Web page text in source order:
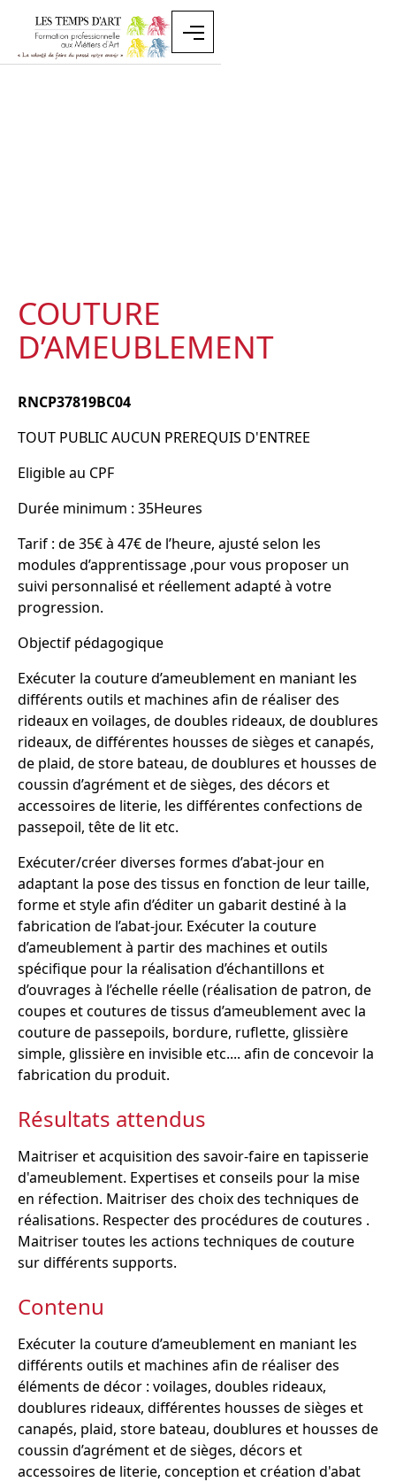
COUTURE
D’AMEUBLEMENT
RNCP37819BC04
TOUT PUBLIC AUCUN PREREQUIS D'ENTREE
Eligible au CPF
Durée minimum : 35Heures
Tarif : de 35€ à 47€ de l’heure, ajusté selon les
modules d’apprentissage ,pour vous proposer un
suivi personnalisé et réellement adapté à votre
progression.
Objectif pédagogique
Exécuter la couture d’ameublement en maniant les
différents outils et machines afin de réaliser des
rideaux en voilages, de doubles rideaux, de doublures
rideaux, de différentes housses de sièges et canapés,
de plaid, de store bateau, de doublures et housses de
coussin d’agrément et de sièges, des décors et
accessoires de literie, les différentes confections de
passepoil, tête de lit etc.
Exécuter/créer diverses formes d’abat-jour en
adaptant la pose des tissus en fonction de leur taille,
forme et style afin d’éditer un gabarit destiné à la
fabrication de l’abat-jour. Exécuter la couture
d’ameublement à partir des machines et outils
spécifique pour la réalisation d’échantillons et
d’ouvrages à l’échelle réelle (réalisation de patron, de
coupes et coutures de tissus d’ameublement avec la
couture de passepoils, bordure, ruflette, glissière
simple, glissière en invisible etc.... afin de concevoir la
fabrication du produit.
Résultats attendus
Maitriser et acquisition des savoir-faire en tapisserie
d'ameublement. Expertises et conseils pour la mise
en réfection. Maitriser des choix des techniques de
réalisations. Respecter des procédures de coutures .
Maitriser toutes les actions techniques de couture
sur différents supports.
Contenu
Exécuter la couture d’ameublement en maniant les
différents outils et machines afin de réaliser des
éléments de décor : voilages, doubles rideaux,
doublures rideaux, différentes housses de sièges et
canapés, plaid, store bateau, doublures et housses de
coussin d’agrément et de sièges, décors et
accessoires de literie, conception et création d'abat